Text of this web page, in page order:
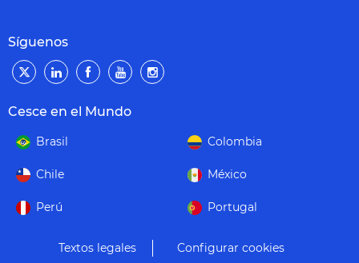
Síguenos
Cesce en el Mundo
Brasil Colombia
Chile México
Perú Portugal
Textos legales Configurar cookies